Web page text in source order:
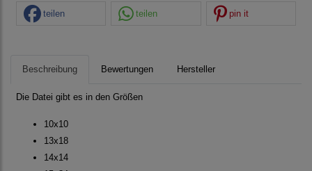
teilen teilen pin it
Beschreibung Bewertungen Hersteller
Die Datei gibt es in den Größen
10x10
13x18
14x14